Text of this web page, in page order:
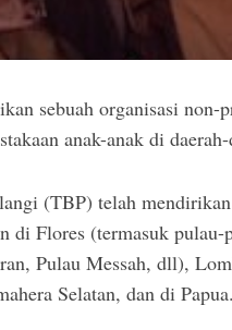
sebuah organisasi non-
anak-anak di
(TBP) telah
di Flores (termasuk
Pulau Messah, dll),
Selatan, dan di Papua.